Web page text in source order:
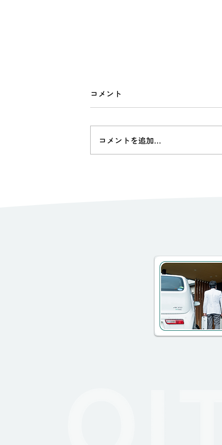
山里の訪問診療
https://youtu.be/Ala0NhST7Qg?
si=VNkJlcOxqhbLxefN
コメント
コメントを追加…